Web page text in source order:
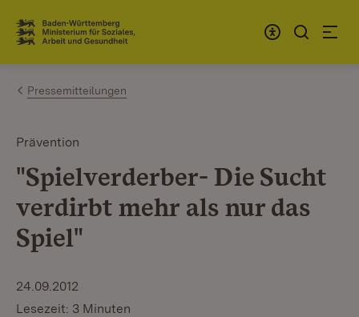
Zum Inhalt springen
Link zur Startseite
Pressemitteilungen
Prävention
"Spielverderber- Die Sucht
verdirbt mehr als nur das
Spiel"
24.09.2012
Lesezeit: 3 Minuten